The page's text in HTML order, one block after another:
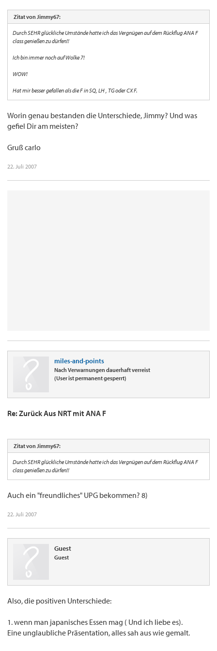
Zitat von Jimmy67:
Durch SEHR glückliche Umstände hatte ich das Vergnügen auf dem Rückflug ANA F
class genießen zu dürfen!!
Ich bin immer noch auf Wolke 7!
WOW!
Hat mir besser gefallen als die F in SQ, LH , TG oder CX F.
Worin genau bestanden die Unterschiede, Jimmy? Und was
gefiel Dir am meisten?
Gruß carlo
22. Juli 2007
miles-and-points
Nach Verwarnungen dauerhaft verreist
(User ist permanent gesperrt)
Re: Zurück Aus NRT mit ANA F
Zitat von Jimmy67:
Durch SEHR glückliche Umstände hatte ich das Vergnügen auf dem Rückflug ANA F
class genießen zu dürfen!!
Auch ein "freundliches" UPG bekommen? 8)
22. Juli 2007
Guest
Guest
Also, die positiven Unterschiede:
1. wenn man japanisches Essen mag ( Und ich liebe es).
Eine unglaubliche Präsentation, alles sah aus wie gemalt.